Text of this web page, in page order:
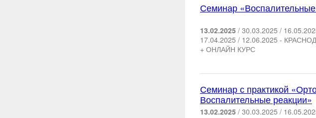
Семинар
13.02.2025 / 30.03.2025 /
17.04.2025 / 12.06.2025 -
+ ОНЛАЙН КУРС
Семинар с практикой
Воспалительные реакции»
13.02.2025 / 30.03.2025 /